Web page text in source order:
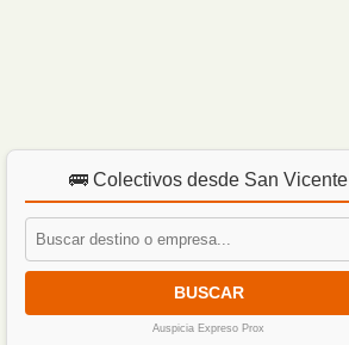
🚌 Colectivos desde San Vicente
BUSCAR
Auspicia Expreso Prox